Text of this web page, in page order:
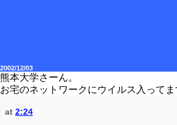
2002/12/03
熊本大学さーん。
お宅のネットワークにウイルス入って
at 2:24